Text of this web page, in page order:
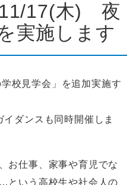
11/17(木) 夜
実施します
校見学会」を追加実施す
ダンスも同時開催しま
お仕事、家事や育児でな
という高校生や社会人の